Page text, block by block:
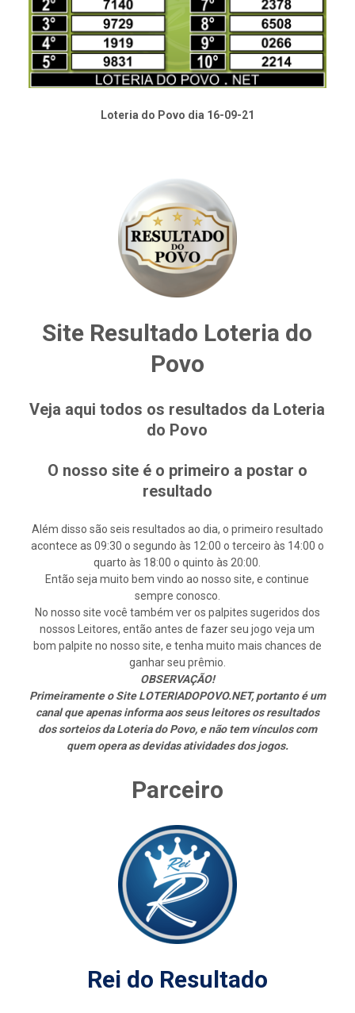
Loteria do Povo dia 16-09-21
Site Resultado Loteria do
Povo
Veja aqui todos os resultados da Loteria
do Povo
O nosso site é o primeiro a postar o
resultado
Além disso são seis resultados ao dia, o primeiro resultado
acontece as 09:30 o segundo às 12:00 o terceiro às 14:00 o
quarto às 18:00 o quinto às 20:00.
Então seja muito bem vindo ao nosso site, e continue
sempre conosco.
No nosso site você também ver os palpites sugeridos dos
nossos Leitores, então antes de fazer seu jogo veja um
bom palpite no nosso site, e tenha muito mais chances de
ganhar seu prêmio.
OBSERVAÇÃO!
Primeiramente o Site LOTERIADOPOVO.NET, portanto é um
canal que apenas informa aos seus leitores os resultados
dos sorteios da Loteria do Povo, e não tem vínculos com
quem opera as devidas atividades dos jogos.
Parceiro
Rei do Resultado